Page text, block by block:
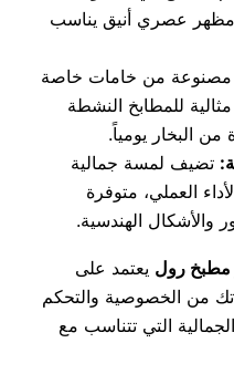
مظهر عصري أنيق يناسب
مصنوعة من خامات خاصة
للمطابخ النشطة
البخار يومياً.
تضيف لمسة جمالية
العملي، متوفرة
والأشكال الهندسية.
مطبخ رول يعتمد على
من الخصوصية والتحكم
التي تتناسب مع